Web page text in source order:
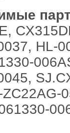
HL-